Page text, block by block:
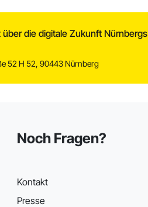
die digitale Zukunft Nürnbergs
52 H 52, 90443 Nürnberg
Noch Fragen?
Kontakt
Presse